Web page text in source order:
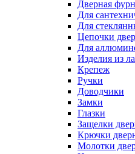
Дверная
Для
Для
Цепочки
Для
Изделия из
Крепеж
Ручки
Доводчики
Замки
Глазки
Защелки
Крючки
Молотки